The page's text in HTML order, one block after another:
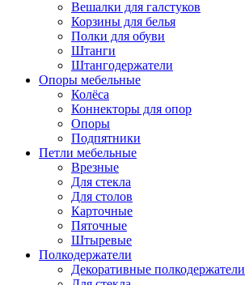
Вешалки для галстуков
Корзины для белья
Полки для обуви
Штанги
Штангодержатели
Опоры мебельные
Колёса
Коннекторы для опор
Опоры
Подпятники
Петли мебельные
Врезные
Для стекла
Для столов
Карточные
Пяточные
Штыревые
Полкодержатели
Декоративные полкодержатели